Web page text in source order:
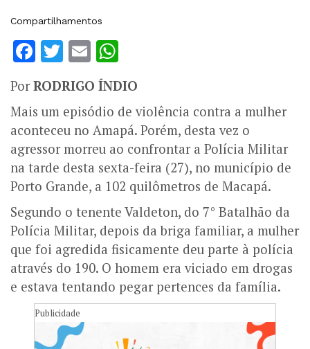
Compartilhamentos
Facebook
Twitter
Email
PorRODRIGO ÍNDIO
Mais um episódio de violência contra a mulher
aconteceu no Amapá. Porém, desta vez o
agressor morreu ao confrontar a Polícia Militar
na tarde desta sexta-feira (27), no município de
Porto Grande, a 102 quilômetros de Macapá.
Segundo o tenente Valdeton, do 7° Batalhão da
Polícia Militar, depois da briga familiar, a mulher
que foi agredida fisicamente deu parte à polícia
através do 190. O homem era viciado em drogas
e estava tentando pegar pertences da família.
Publicidade